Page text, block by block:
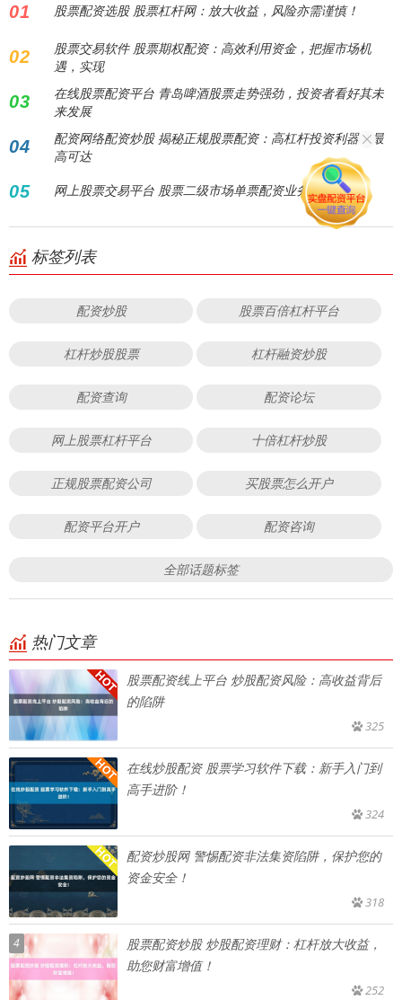
01 股票配资选股 股票杠杆网：放大收益，风险亦需谨慎！
02
股票交易软件 股票期权配资：高效利用资金，把握市场机
遇，实现
03
在线股票配资平台 青岛啤酒股票走势强劲，投资者看好其未
来发展
04
配资网络配资炒股 揭秘正规股票配资：高杠杆投资利器，最
高可达
05 网上股票交易平台 股票二级市场单票配资业务解析
标签列表
配资炒股 股票百倍杠杆平台
杠杆炒股股票 杠杆融资炒股
配资查询 配资论坛
网上股票杠杆平台 十倍杠杆炒股
正规股票配资公司 买股票怎么开户
配资平台开户 配资咨询
全部话题标签
热门文章
股票配资线上平台 炒股配资风险：高收益背后
的陷阱
325
在线炒股配资 股票学习软件下载：新手入门到
高手进阶！
324
配资炒股网 警惕配资非法集资陷阱，保护您的
资金安全！
318
4
股票配资炒股 炒股配资理财：杠杆放大收益，
助您财富增值！
252